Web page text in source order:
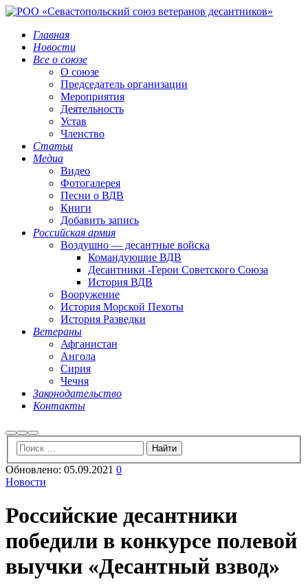
Главная
Новости
Все о союзе
О союзе
Председатель организации
Мероприятия
Деятельность
Устав
Членство
Статьи
Медиа
Видео
Фотогалерея
Песни о ВДВ
Книги
Добавить запись
Российская армия
Воздушно — десантные войска
Командующие ВДВ
Десантники -Герои Советского Союза
История ВДВ
Вооружение
История Морской Пехоты
История Разведки
Ветераны
Афганистан
Ангола
Сирия
Чечня
Законодательство
Контакты
НайтиБольше
информации
Главное
меню
Обновлено: 05.09.2021 0
Новости
Российские десантники
победили в конкурсе полевой
выучки «Десантный взвод»